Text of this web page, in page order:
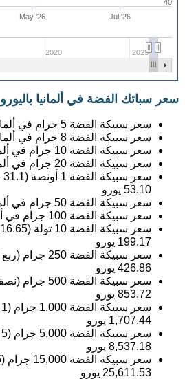
May '26 Jul '26
2020 2025
40
سعر سبائك الفضة في ألمانيا باليورو
سعر سبيكة الفضة 5 جرام في ألمانيا:
سعر سبيكة الفضة 8 جرام في ألمانيا:
سعر سبيكة الفضة 10 جرام في ألمانيا:
سعر سبيكة الفضة 20 جرام في ألمانيا:
سعر سبيكة الفضة 1 أونصة (31.1 جرام) في ألمانيا:
53.10 يورو
سعر سبيكة الفضة 50 جرام في ألمانيا:
سعر سبيكة الفضة 100 جرام في ألمانيا:
سعر سبيكة الفضة 10 تولة (116.65 جرام) في ألمانيا:
199.17 يورو
سعر سبيكة الفضة 250 جرام (ربع كيلو) في ألمانيا:
426.86 يورو
سعر سبيكة الفضة 500 جرام (نصف كيلو) في ألمانيا:
853.72 يورو
سعر سبيكة الفضة 1,000 جرام (1 كيلو) في ألمانيا:
1,707.44 يورو
سعر سبيكة الفضة 5,000 جرام (5 كيلو) في ألمانيا:
8,537.18 يورو
سعر سبيكة الفضة 15,000 جرام (15 كيلو) في ألمانيا:
25,611.53 يورو